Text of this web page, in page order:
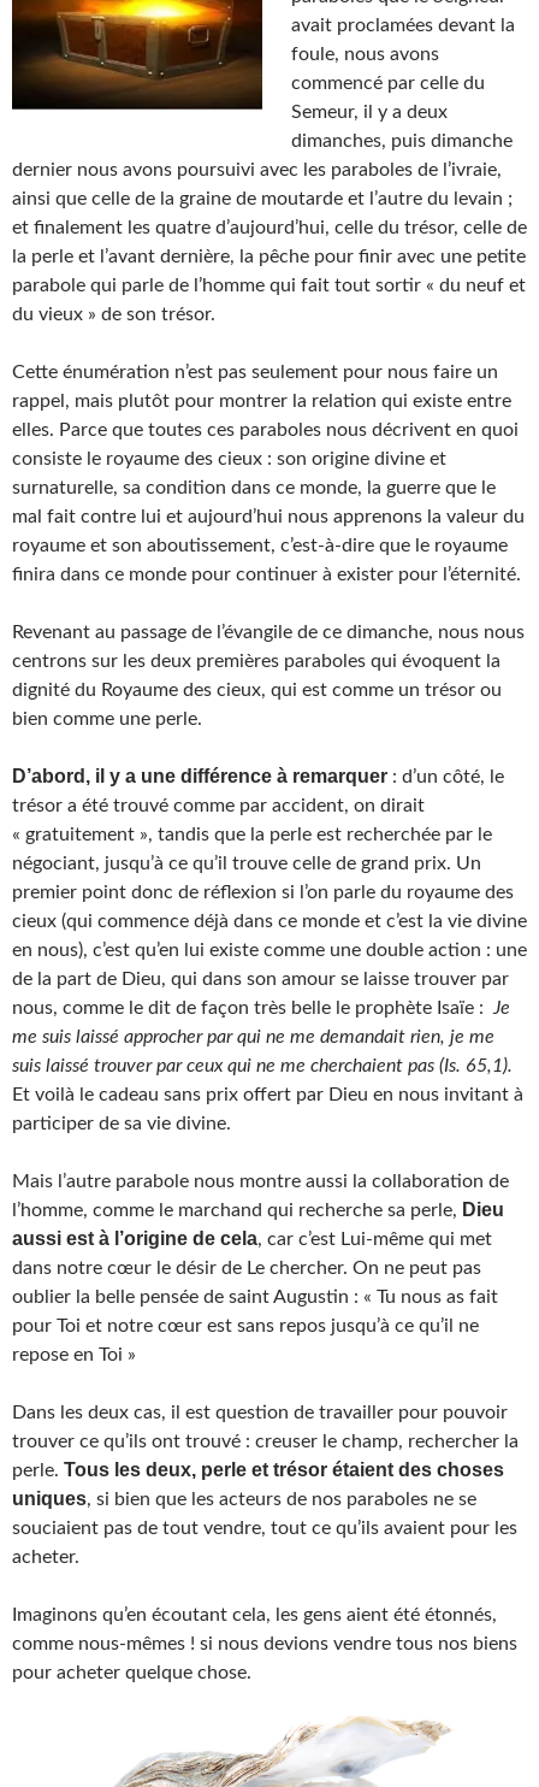
avait proclamées devant la
foule, nous avons
commencé par celle du
Semeur, il y a deux
dimanches, puis dimanche
dernier nous avons poursuivi avec les paraboles de l’ivraie,
ainsi que celle de la graine de moutarde et l’autre du levain ;
et finalement les quatre d’aujourd’hui, celle du trésor, celle de
la perle et l’avant dernière, la pêche pour finir avec une petite
parabole qui parle de l’homme qui fait tout sortir « du neuf et
du vieux » de son trésor.
Cette énumération n’est pas seulement pour nous faire un
rappel, mais plutôt pour montrer la relation qui existe entre
elles. Parce que toutes ces paraboles nous décrivent en quoi
consiste le royaume des cieux : son origine divine et
surnaturelle, sa condition dans ce monde, la guerre que le
mal fait contre lui et aujourd’hui nous apprenons la valeur du
royaume et son aboutissement, c’est-à-dire que le royaume
finira dans ce monde pour continuer à exister pour l’éternité.
Revenant au passage de l’évangile de ce dimanche, nous nous
centrons sur les deux premières paraboles qui évoquent la
dignité du Royaume des cieux, qui est comme un trésor ou
bien comme une perle.
D’abord, il y a une différence à remarquer : d’un côté, le
trésor a été trouvé comme par accident, on dirait
« gratuitement », tandis que la perle est recherchée par le
négociant, jusqu’à ce qu’il trouve celle de grand prix. Un
premier point donc de réflexion si l’on parle du royaume des
cieux (qui commence déjà dans ce monde et c’est la vie divine
en nous), c’est qu’en lui existe comme une double action : une
de la part de Dieu, qui dans son amour se laisse trouver par
nous, comme le dit de façon très belle le prophète Isaïe : Je
me suis laissé approcher par qui ne me demandait rien, je me
suis laissé trouver par ceux qui ne me cherchaient pas (Is. 65,1).
Et voilà le cadeau sans prix offert par Dieu en nous invitant à
participer de sa vie divine.
Mais l’autre parabole nous montre aussi la collaboration de
l’homme, comme le marchand qui recherche sa perle, Dieu
aussi est à l’origine de cela, car c’est Lui-même qui met
dans notre cœur le désir de Le chercher. On ne peut pas
oublier la belle pensée de saint Augustin : « Tu nous as fait
pour Toi et notre cœur est sans repos jusqu’à ce qu’il ne
repose en Toi »
Dans les deux cas, il est question de travailler pour pouvoir
trouver ce qu’ils ont trouvé : creuser le champ, rechercher la
perle. Tous les deux, perle et trésor étaient des choses
uniques, si bien que les acteurs de nos paraboles ne se
souciaient pas de tout vendre, tout ce qu’ils avaient pour les
acheter.
Imaginons qu’en écoutant cela, les gens aient été étonnés,
comme nous-mêmes ! si nous devions vendre tous nos biens
pour acheter quelque chose.